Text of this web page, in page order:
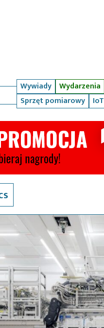
Wywiady Wydarzenia
Sprzęt pomiarowy
IoT